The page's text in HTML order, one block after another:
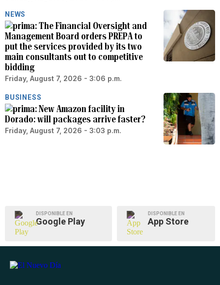
NEWS
The Financial Oversight and
Management Board orders PREPA to
put the services provided by its two
main consultants out to competitive
bidding
Friday, August 7, 2026 - 3:06 p.m.
BUSINESS
New Amazon facility in
Dorado: will packages arrive faster?
Friday, August 7, 2026 - 3:03 p.m.
DISPONIBLE EN
Google Play
DISPONIBLE EN
App Store